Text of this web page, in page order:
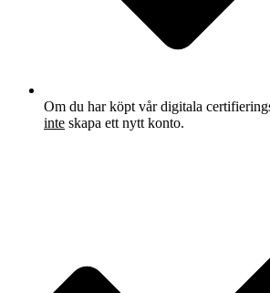
Om du har köpt vår digitala
inte skapa ett nytt konto.